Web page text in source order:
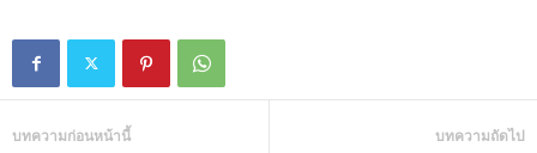
บทความก่อนหน้านี้ บทความถัดไป